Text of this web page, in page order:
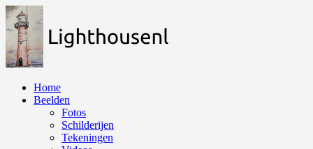
Naar
de
inhoud
springen
Home
Beelden
Fotos
Schilderijen
Tekeningen